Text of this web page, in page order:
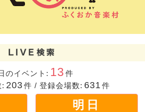
のイベント: 13 件
: 203件 / 登録会場数: 631 件
明日